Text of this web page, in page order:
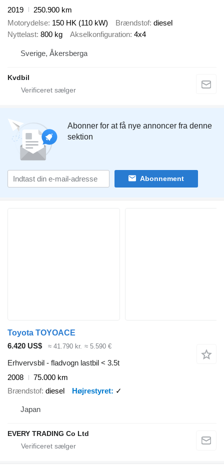
2019
250.900 km
Motorydelse 150 HK (110 kW) Brændstof diesel
Nyttelast 800 kg Akselkonfiguration 4x4
Sverige, Åkersberga
Kvdbil
Abonner for at få nye annoncer fra denne
sektion
Abonnement
Toyota TOYOACE
6.420 US$
≈ 41.790 kr. ≈ 5.590 €
Erhvervsbil - fladvogn lastbil < 3.5t
2008
75.000 km
Brændstof diesel Højrestyret ✓
Japan
EVERY TRADING Co Ltd